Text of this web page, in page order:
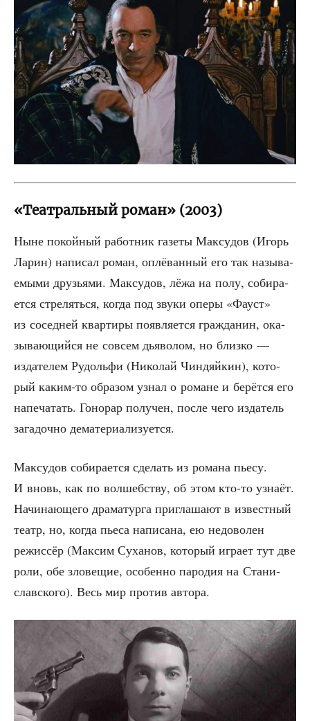
«Театральный роман» (2003)
Ныне покой­ный работ­ник газе­ты Мак­су­дов (Игорь
Ларин) напи­сал роман, оплё­ван­ный его так назы­ва­
е­мы­ми дру­зья­ми. Мак­су­дов, лёжа на полу, соби­ра­
ет­ся стре­лять­ся, когда под зву­ки опе­ры «Фауст»
из сосед­ней квар­ти­ры появ­ля­ет­ся граж­да­нин, ока­
зы­ва­ю­щий­ся не совсем дья­во­лом, но близ­ко —
изда­те­лем Рудоль­фи (Нико­лай Чин­дяй­кин), кото­
рый каким-то обра­зом узнал о романе и берёт­ся его
напе­ча­тать. Гоно­рар полу­чен, после чего изда­тель
зага­доч­но дематериализуется.
Мак­су­дов соби­ра­ет­ся сде­лать из рома­на пье­су.
И вновь, как по вол­шеб­ству, об этом кто-то узна­ёт.
Начи­на­ю­ще­го дра­ма­тур­га при­гла­ша­ют в извест­ный
театр, но, когда пье­са напи­са­на, ею недо­во­лен
режис­сёр (Мак­сим Суха­нов, кото­рый игра­ет тут две
роли, обе зло­ве­щие, осо­бен­но паро­дия на Ста­ни­
слав­ско­го). Весь мир про­тив автора.